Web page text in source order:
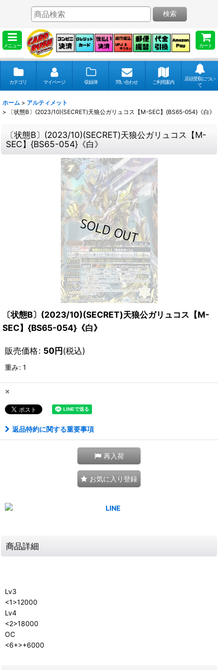
メニュー カート
検索
カテゴリ マイページ 収録弾 問い合わせ ご利用案内
店頭受取につい
て
ホーム > アルティメット
>
〔状態B〕(2023/10)(SECRET)天狼公ガリュコス【M-SEC】{BS65-054}《白》
〔状態B〕(2023/10)(SECRET)天狼公ガリュコス【M-
SEC】{BS65-054}《白》
〔状態B〕(2023/10)(SECRET)天狼公ガリュコス【M-
SEC】{BS65-054}《白》
販売価格: 50円(税込)
重み: 1
×
返品特約に関する重要事項
再入荷
お気に入り登録
商品詳細
Lv3
<1>12000
Lv4
<2>18000
OC
<6+>+6000